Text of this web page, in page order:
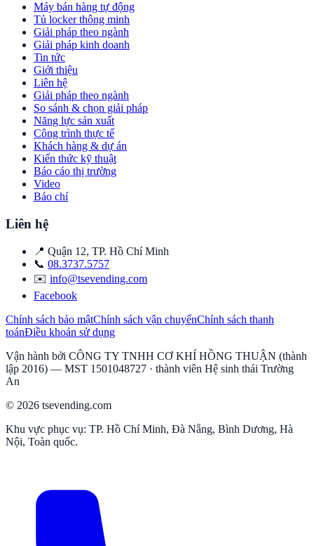
Máy bán hàng tự động
Tủ locker thông minh
Giải pháp theo ngành
Giải pháp kinh doanh
Tin tức
Giới thiệu
Liên hệ
Giải pháp theo ngành
So sánh & chọn giải pháp
Năng lực sản xuất
Công trình thực tế
Khách hàng & dự án
Kiến thức kỹ thuật
Báo cáo thị trường
Video
Báo chí
Liên hệ
📍 Quận 12, TP. Hồ Chí Minh
📞 08.3737.5757
✉️ info@tsevending.com
Facebook
Chính sách bảo mậtChính sách vận chuyểnChính sách thanh
toánĐiều khoản sử dụng
Vận hành bởi CÔNG TY TNHH CƠ KHÍ HỒNG THUẬN (thành
lập 2016) — MST 1501048727 · thành viên Hệ sinh thái Trường
An
© 2026 tsevending.com
Khu vực phục vụ: TP. Hồ Chí Minh, Đà Nẵng, Bình Dương, Hà
Nội, Toàn quốc.